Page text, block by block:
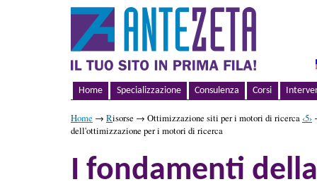
Home Specializzazione Consulenza Corsi
Home → Risorse → Ottimizzazione siti per i motori di ricerca ‹5›
dell'ottimizzazione per i motori di ricerca
I fondamenti